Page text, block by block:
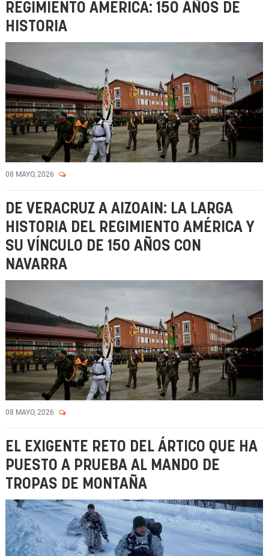
REGIMIENTO AMÉRICA: 150 AÑOS DE
HISTORIA
08 MAYO, 2026
DE VERACRUZ A AIZOAIN: LA LARGA
HISTORIA DEL REGIMIENTO AMÉRICA Y
SU VÍNCULO DE 150 AÑOS CON
NAVARRA
08 MAYO, 2026
EL EXIGENTE RETO DEL ÁRTICO QUE HA
PUESTO A PRUEBA AL MANDO DE
TROPAS DE MONTAÑA